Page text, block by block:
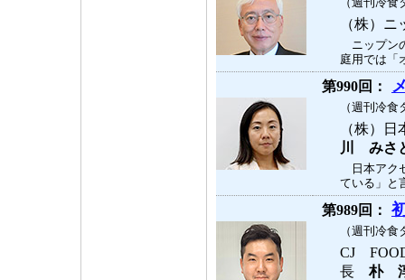
（株）
ニップン
庭用では「
第990回：
（週刊冷
（株）
川 みさ
日本アク
ている」と
第989回：
（週刊冷
CJ
長朴